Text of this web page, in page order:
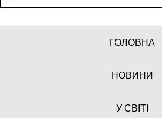
ГОЛОВНА
НОВИНИ
У СВІТІ